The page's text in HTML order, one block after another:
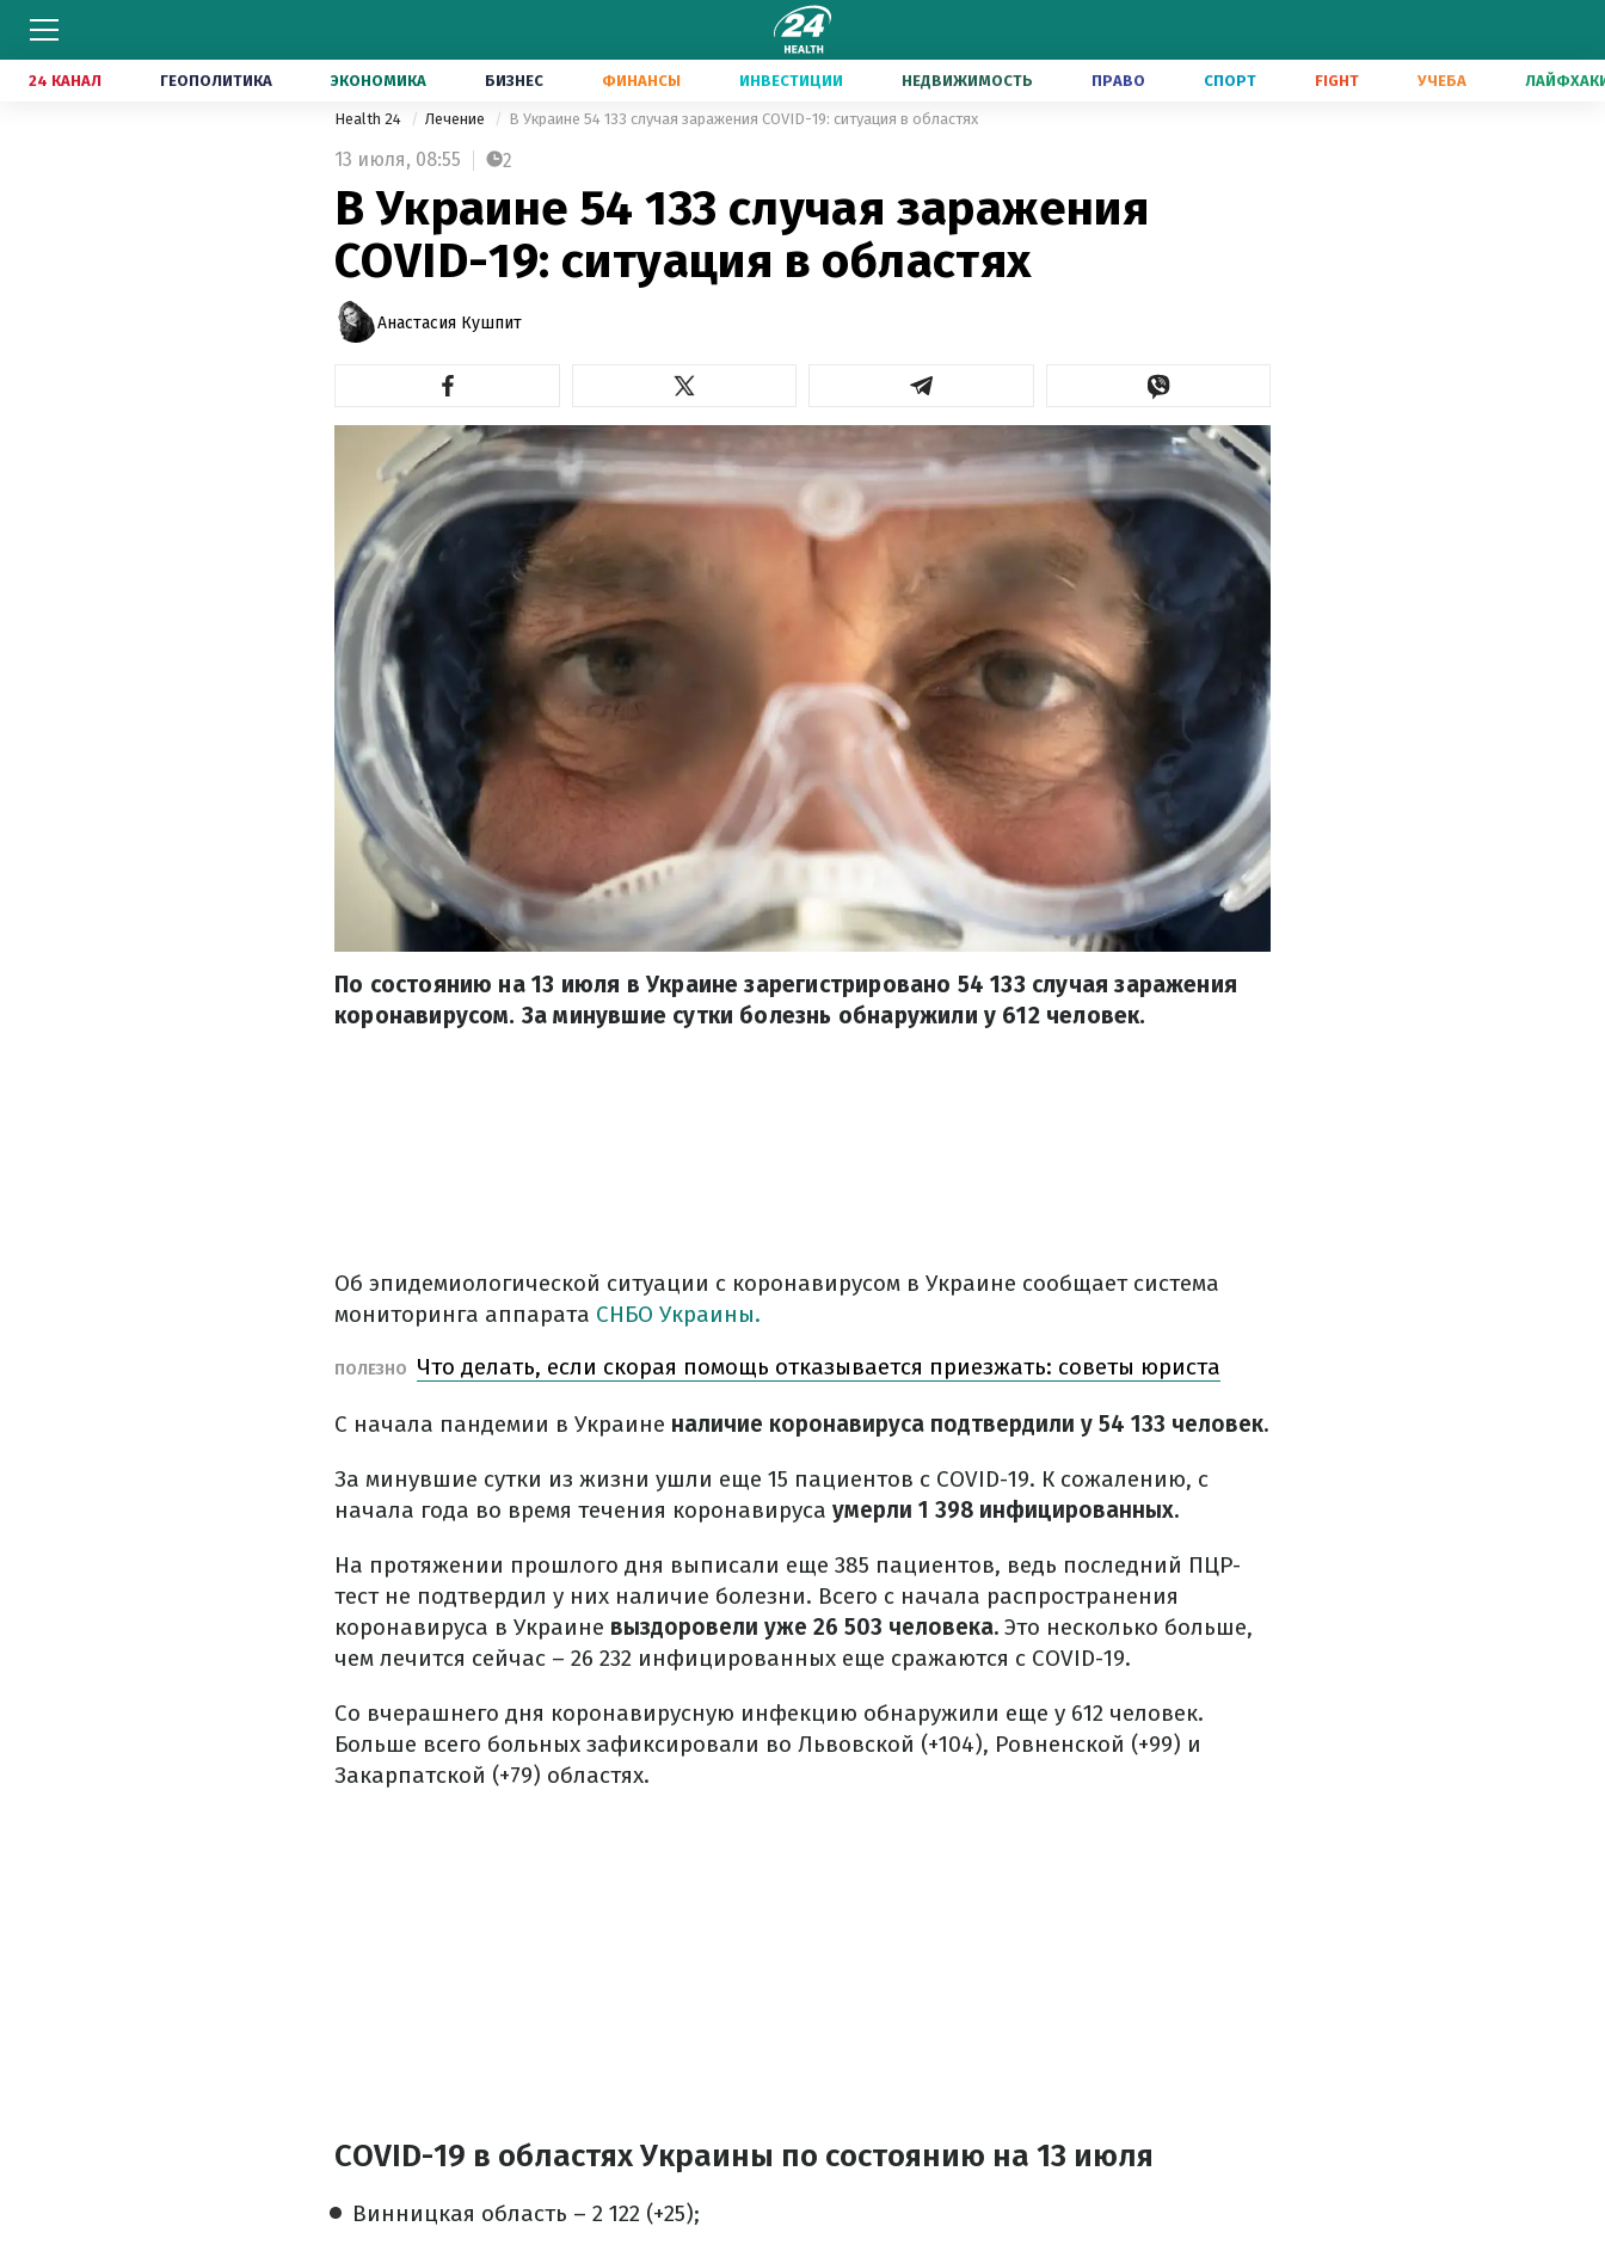
24 КАНАЛ ГЕОПОЛИТИКА ЭКОНОМИКА БИЗНЕС ФИНАНСЫ ИНВЕСТИЦИИ НЕДВИЖИМОСТЬ ПРАВО СПОРТ FIGHT УЧЕБА
Health 24 Лечение В Украине 54 133 случая заражения COVID-19: ситуация в областях
13 июля, 08:55 2
В Украине 54 133 случая заражения
COVID-19: ситуация в областях
Анастасия Кушпит
По состоянию на 13 июля в Украине зарегистрировано 54 133 случая заражения
коронавирусом. За минувшие сутки болезнь обнаружили у 612 человек.
Об эпидемиологической ситуации с коронавирусом в Украине сообщает система
мониторинга аппарата СНБО Украины.
ПОЛЕЗНО Что делать, если скорая помощь отказывается приезжать: советы юриста
С начала пандемии в Украине наличие коронавируса подтвердили у 54 133 человек.
За минувшие сутки из жизни ушли еще 15 пациентов с COVID-19. К сожалению, с
начала года во время течения коронавируса умерли 1 398 инфицированных.
На протяжении прошлого дня выписали еще 385 пациентов, ведь последний ПЦР-
тест не подтвердил у них наличие болезни. Всего с начала распространения
коронавируса в Украине выздоровели уже 26 503 человека. Это несколько больше,
чем лечится сейчас – 26 232 инфицированных еще сражаются с COVID-19.
Со вчерашнего дня коронавирусную инфекцию обнаружили еще у 612 человек.
Больше всего больных зафиксировали во Львовской (+104), Ровненской (+99) и
Закарпатской (+79) областях.
COVID-19 в областях Украины по состоянию на 13 июля
Винницкая область – 2 122 (+25);